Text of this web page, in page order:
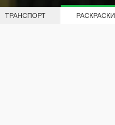
ТРАНСПОРТ РАСКРАСКИ